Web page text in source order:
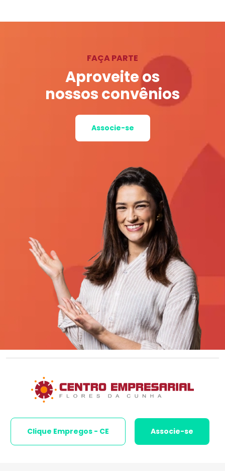
FAÇA PARTE
Aproveite os
nossos convênios
Associe-se
Clique Empregos - CE Associe-se